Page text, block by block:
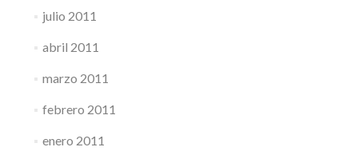
julio 2011
abril 2011
marzo 2011
febrero 2011
enero 2011